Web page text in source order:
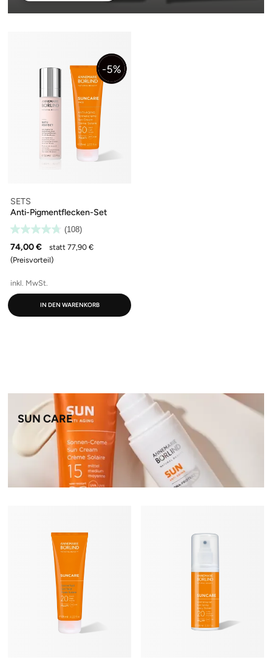
SETS
Anti-Pigmentflecken-Set
(108)
74,00 €
statt 77,90 €
(Preisvorteil)
inkl. MwSt.
IN DEN WARENKORB
SUN CARE